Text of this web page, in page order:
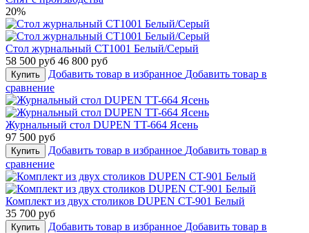
20%
Стол журнальный СT1001 Белый/Серый
58 500 руб 46 800 руб
Купить Добавить товар в избранное Добавить товар в
сравнение
Журнальный стол DUPEN TT-664 Ясень
97 500 руб
Купить Добавить товар в избранное Добавить товар в
сравнение
Комплект из двух столиков DUPEN CT-901 Белый
35 700 руб
Купить Добавить товар в избранное Добавить товар в